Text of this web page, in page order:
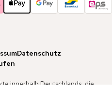
Datenschutz
innerhalb Deutschlands, die